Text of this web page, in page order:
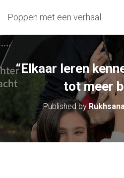
Poppen met een verhaal
“Elkaar leren
tot meer
Published by